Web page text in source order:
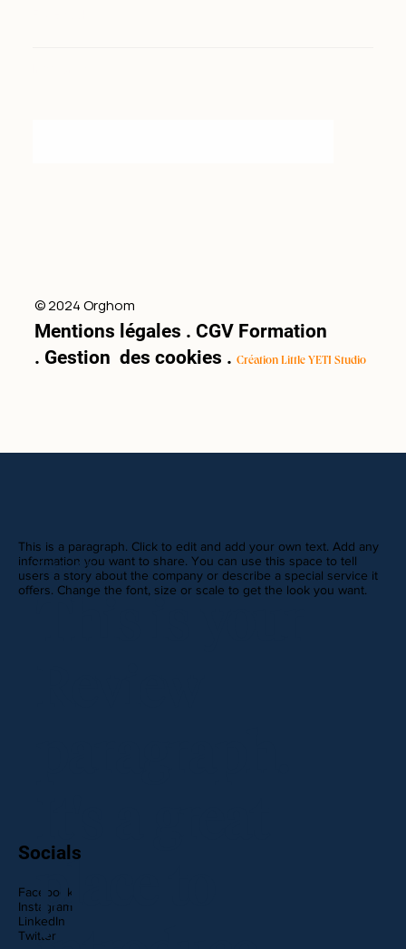
© 2024 Orghom
Mentions légales .CGV Formation
. Gestion des cookies .Création Little YETI Studio
This is a paragraph. Click to edit and add your own text. Add any
information you want to share. You can use this space to tell
users a story about the company or describe a special service it
offers. Change the font, size or scale to get the look you want.
Socials
Facebook
Instagram
LinkedIn
Twitter
REVIEWS
place to